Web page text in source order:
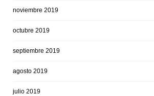
noviembre 2019
octubre 2019
septiembre 2019
agosto 2019
julio 2019